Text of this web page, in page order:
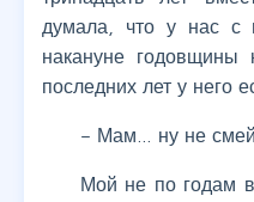
думала, что у нас с
накануне годовщины
последних лет у него
– Мам… ну не
Мой не по годам